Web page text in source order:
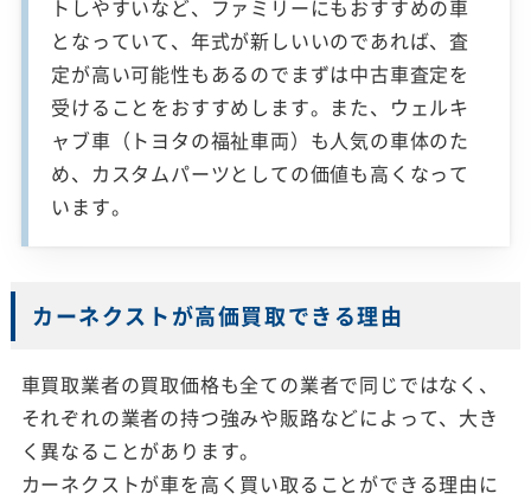
トしやすいなど、ファミリーにもおすすめの車
となっていて、年式が新しいいのであれば、査
定が高い可能性もあるのでまずは中古車査定を
受けることをおすすめします。また、ウェルキ
ャブ車（トヨタの福祉車両）も人気の車体のた
め、カスタムパーツとしての価値も高くなって
います。
カーネクストが高価買取できる理由
車買取業者の買取価格も全ての業者で同じではなく、
それぞれの業者の持つ強みや販路などによって、大き
く異なることがあります。
カーネクストが車を高く買い取ることができる理由に